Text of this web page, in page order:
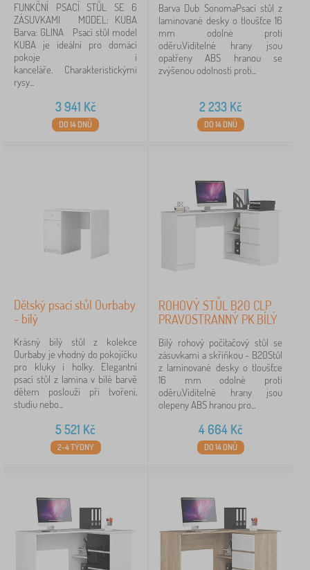
FUNKČNÍ PSACÍ STŮL SE 6
ZÁSUVKAMI MODEL: KUBA
Barva: GLINA Psací stůl model
KUBA je ideální pro domácí
pokoje i
kanceláře. Charakteristickými
rysy...
3 941 Kč
DO 14 DNŮ
Barva Dub SonomaPsací stůl z
laminované desky o tloušťce 16
mm odolné proti
oděru.Viditelné hrany jsou
opatřeny ABS hranou se
zvýšenou odolností proti...
2 233Kč
DO 14 DNŮ
Dětský psací stůl Ourbaby
- bílý
Krásný bílý stůl z kolekce
Ourbaby je vhodný do pokojíčku
pro kluky i holky. Elegantní
psací stůl z lamina v bílé barvě
dětem poslouží při tvoření,
studiu nebo...
5 521 Kč
2-4 TÝDNY
ROHOVÝ STŮL B20 CLP
PRAVOSTRANNÝ PK BÍLÝ
Bílý rohový počítačový stůl se
zásuvkami a skříňkou - B20Stůl
z laminované desky o tloušťce
16 mm odolné proti
oděru.Viditelné hrany jsou
olepeny ABS hranou pro...
4 664Kč
DO 14 DNŮ